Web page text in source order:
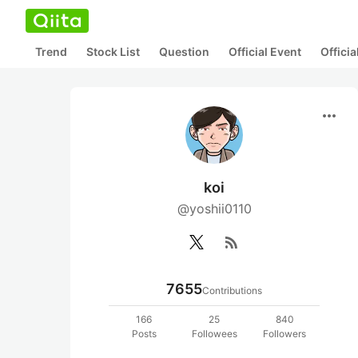
Trend Stock List Question Official Event
more_horiz
koi
@yoshii0110
rss_feed
7655Contributions
166
Posts
25
Followees
840
Followers